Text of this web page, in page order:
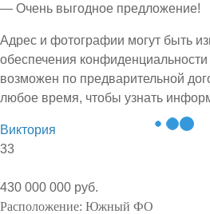
— Очень выгодное предложение!
Адрес и фотографии могут быть
обеспечения
возможен по предварительной
любое время, чтобы узнать
Виктория
33
430 000 000 руб.
Расположение: Южный ФО